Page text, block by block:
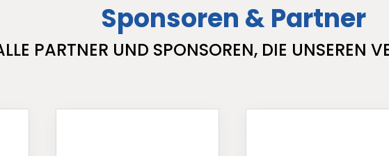
Sponsoren & Partner
PARTNER UND SPONSOREN, DIE UNSEREN